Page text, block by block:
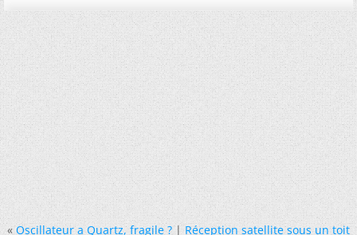
« Oscillateur a Quartz, fragile ?|Réception satellite sous un toit